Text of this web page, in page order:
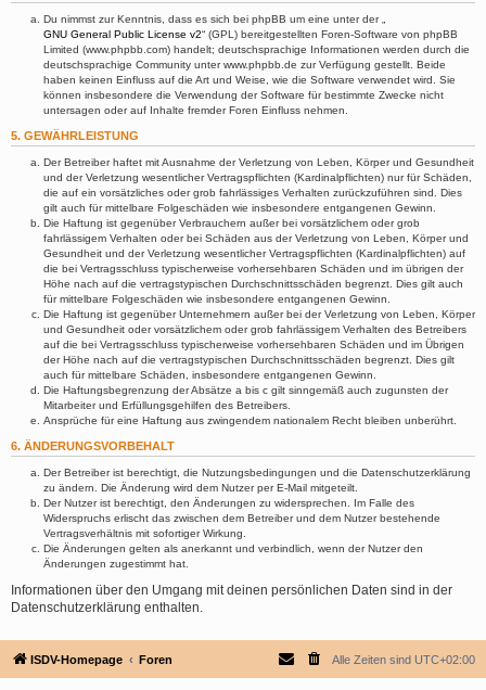
Du nimmst zur Kenntnis, dass es sich bei phpBB um eine unter der „
GNU General Public License v2“ (GPL) bereitgestellten Foren-Software von phpBB
Limited (www.phpbb.com) handelt; deutschsprachige Informationen werden durch die
deutschsprachige Community unter www.phpbb.de zur Verfügung gestellt. Beide
haben keinen Einfluss auf die Art und Weise, wie die Software verwendet wird. Sie
können insbesondere die Verwendung der Software für bestimmte Zwecke nicht
untersagen oder auf Inhalte fremder Foren Einfluss nehmen.
5. GEWÄHRLEISTUNG
Der Betreiber haftet mit Ausnahme der Verletzung von Leben, Körper und Gesundheit
und der Verletzung wesentlicher Vertragspflichten (Kardinalpflichten) nur für Schäden,
die auf ein vorsätzliches oder grob fahrlässiges Verhalten zurückzuführen sind. Dies
gilt auch für mittelbare Folgeschäden wie insbesondere entgangenen Gewinn.
Die Haftung ist gegenüber Verbrauchern außer bei vorsätzlichem oder grob
fahrlässigem Verhalten oder bei Schäden aus der Verletzung von Leben, Körper und
Gesundheit und der Verletzung wesentlicher Vertragspflichten (Kardinalpflichten) auf
die bei Vertragsschluss typischerweise vorhersehbaren Schäden und im übrigen der
Höhe nach auf die vertragstypischen Durchschnittsschäden begrenzt. Dies gilt auch
für mittelbare Folgeschäden wie insbesondere entgangenen Gewinn.
Die Haftung ist gegenüber Unternehmern außer bei der Verletzung von Leben, Körper
und Gesundheit oder vorsätzlichem oder grob fahrlässigem Verhalten des Betreibers
auf die bei Vertragsschluss typischerweise vorhersehbaren Schäden und im Übrigen
der Höhe nach auf die vertragstypischen Durchschnittsschäden begrenzt. Dies gilt
auch für mittelbare Schäden, insbesondere entgangenen Gewinn.
Die Haftungsbegrenzung der Absätze a bis c gilt sinngemäß auch zugunsten der
Mitarbeiter und Erfüllungsgehilfen des Betreibers.
Ansprüche für eine Haftung aus zwingendem nationalem Recht bleiben unberührt.
6. ÄNDERUNGSVORBEHALT
Der Betreiber ist berechtigt, die Nutzungsbedingungen und die Datenschutzerklärung
zu ändern. Die Änderung wird dem Nutzer per E-Mail mitgeteilt.
Der Nutzer ist berechtigt, den Änderungen zu widersprechen. Im Falle des
Widerspruchs erlischt das zwischen dem Betreiber und dem Nutzer bestehende
Vertragsverhältnis mit sofortiger Wirkung.
Die Änderungen gelten als anerkannt und verbindlich, wenn der Nutzer den
Änderungen zugestimmt hat.
Informationen über den Umgang mit deinen persönlichen Daten sind in der
Datenschutzerklärung enthalten.
ISDV-Homepage Foren Alle Zeiten sind UTC+02:00